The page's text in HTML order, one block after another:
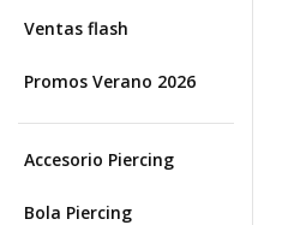
Ventas flash
Promos Verano 2026
Accesorio Piercing
Bola Piercing